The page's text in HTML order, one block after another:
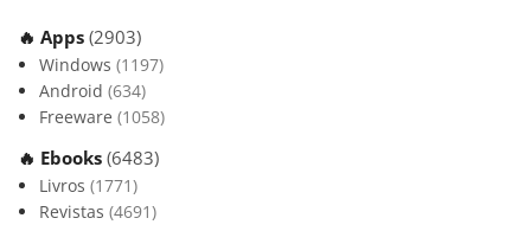
🔥 Apps (2903)
Windows (1197)
Android (634)
Freeware (1058)
🔥 Ebooks (6483)
Livros (1771)
Revistas (4691)